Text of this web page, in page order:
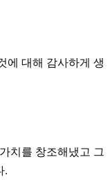
에 대해 감사하게 생
치를 창조해냈고 그
.